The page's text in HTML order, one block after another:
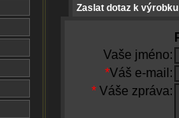
Zaslat dotaz k výrobku
Vaše jméno:
*Váš e-mail:
* Váše zpráva: